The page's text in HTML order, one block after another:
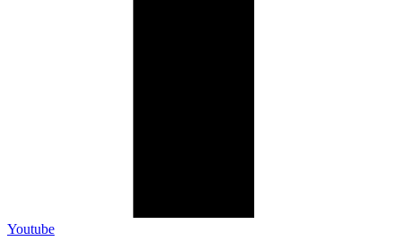
Youtube